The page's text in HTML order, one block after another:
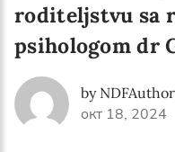
roditeljstvu sa
psihologom dr
by
окт 18, 2024
I agree with